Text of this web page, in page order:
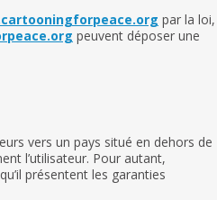
par la loi,
peuvent déposer une
vers un pays situé en dehors de
l’utilisateur. Pour autant,
présentent les garanties